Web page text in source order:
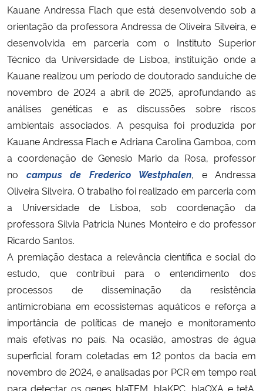
Kauane Andressa Flach que está desenvolvendo sob a
orientação da professora Andressa de Oliveira Silveira, e
desenvolvida em parceria com o Instituto Superior
Técnico da Universidade de Lisboa, instituição onde a
Kauane realizou um período de doutorado sanduíche de
novembro de 2024 a abril de 2025, aprofundando as
análises genéticas e as discussões sobre riscos
ambientais associados. A pesquisa foi produzida por
Kauane Andressa Flach e Adriana Carolina Gamboa, com
a coordenação de Genesio Mario da Rosa, professor
no campus de Frederico Westphalen, e Andressa
Oliveira Silveira. O trabalho foi realizado em parceria com
a Universidade de Lisboa, sob coordenação da
professora Silvia Patricia Nunes Monteiro e do professor
Ricardo Santos.
A premiação destaca a relevância científica e social do
estudo, que contribui para o entendimento dos
processos de disseminação da resistência
antimicrobiana em ecossistemas aquáticos e reforça a
importância de políticas de manejo e monitoramento
mais efetivas no país. Na ocasião, amostras de água
superficial foram coletadas em 12 pontos da bacia em
novembro de 2024, e analisadas por PCR em tempo real
para detectar os genes blaTEM, blaKPC, blaOXA e tetA.